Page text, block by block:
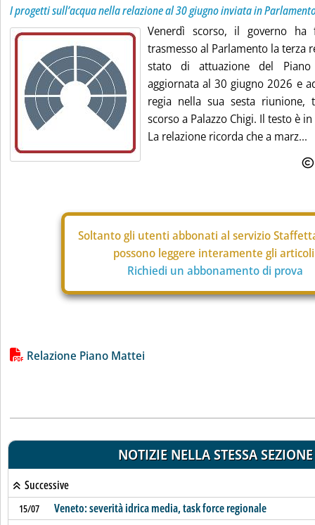
I progetti sull’acqua nella relazione al 30 giugno inviata in
Venerdì scorso, il governo ha
trasmesso al Parlamento la terza
stato di attuazione del Piano
aggiornata al 30 giugno 2026 e
regia nella sua sesta riunione,
scorso a Palazzo Chigi. Il testo è
La relazione ricorda che a marz...
Soltanto gli utenti abbonati al servizio
possono leggere interamente gli
Richiedi un abbonamento di prova
Lista allegati PDF alla notizia
Relazione Piano Mattei
NOTIZIE NELLA STESSA SEZIONE
Successive
15/07 Veneto: severità idrica media, task force regionale